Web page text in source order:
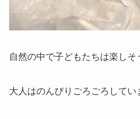
自然の中で子どもたちは楽しそ
大人はのんびりごろごろしてい